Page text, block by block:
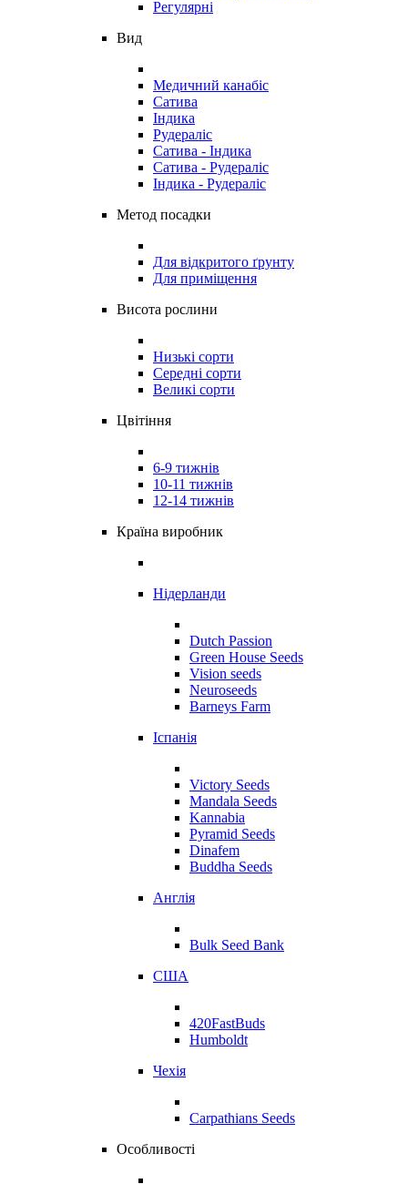
Регулярні
Вид
Медичний канабіс
Сатива
Індика
Рудераліс
Сатива - Індика
Сатива - Рудераліс
Індика - Рудераліс
Метод посадки
Для відкритого ґрунту
Для приміщення
Висота рослини
Низькі сорти
Середні сорти
Великі сорти
Цвітіння
6-9 тижнів
10-11 тижнів
12-14 тижнів
Країна виробник
Нідерланди
Dutch Passion
Green House Seeds
Vision seeds
Neuroseeds
Barneys Farm
Іспанія
Victory Seeds
Mandala Seeds
Kannabia
Pyramid Seeds
Dinafem
Buddha Seeds
Англія
Bulk Seed Bank
США
420FastBuds
Humboldt
Чехія
Carpathians Seeds
Особливості